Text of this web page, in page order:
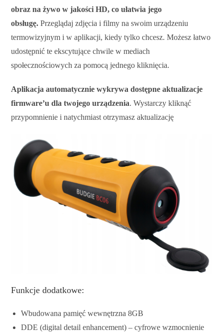
obraz na żywo w jakości HD, co ułatwia jego
obsługę. Przeglądaj zdjęcia i filmy na swoim urządzeniu
termowizyjnym i w aplikacji, kiedy tylko chcesz. Możesz łatwo
udostępnić te ekscytujące chwile w mediach
społecznościowych za pomocą jednego kliknięcia.
Aplikacja automatycznie wykrywa dostępne aktualizacje
firmware’u dla twojego urządzenia. Wystarczy kliknąć
przypomnienie i natychmiast otrzymasz aktualizację
Funkcje dodatkowe:
Wbudowana pamięć wewnętrzna 8GB
DDE (digital detail enhancement) – cyfrowe wzmocnienie